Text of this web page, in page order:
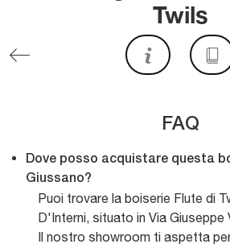
Twils
FAQ
Dove posso acquistare questa
Giussano?
Puoi trovare la boiserie Flute di
D'Interni, situato in Via Giuseppe
Il nostro showroom ti aspetta